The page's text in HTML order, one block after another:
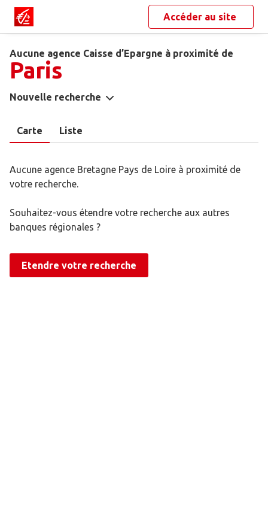
Accéder au site
Aucune agence Caisse d’Epargne à proximité de
Paris
Nouvelle recherche
Carte Liste
Aucune agence Bretagne Pays de Loire à proximité de
votre recherche.
Souhaitez-vous étendre votre recherche aux autres
banques régionales ?
Etendre votre recherche